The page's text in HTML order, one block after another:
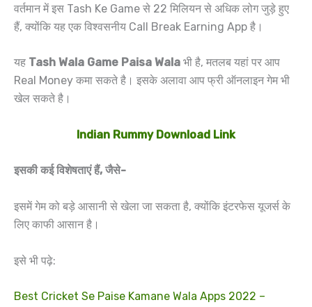
वर्तमान में इस Tash Ke Game से 22 मिलियन से अधिक लोग जुड़े हुए
हैं, क्योंकि यह एक विश्वसनीय Call Break Earning App है।
यह Tash Wala Game Paisa Wala भी है, मतलब यहां पर आप
Real Money कमा सकते है। इसके अलावा आप फ्री ऑनलाइन गेम भी
खेल सकते है।
Indian Rummy Download Link
इसकी कई विशेषताएं हैं, जैसे-
इसमें गेम को बड़े आसानी से खेला जा सकता है, क्योंकि इंटरफेस यूजर्स के
लिए काफी आसान है।
इसे भी पढ़े:
Best Cricket Se Paise Kamane Wala Apps 2022 –